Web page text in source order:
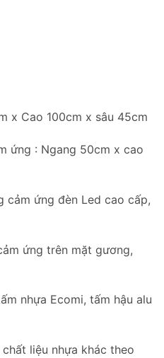
x Cao 100cm x sâu 45cm
ứng : Ngang 50cm x cao
cảm ứng đèn Led cao cấp,
ứng trên mặt gương,
nhựa Ecomi, tấm hậu alu
liệu nhựa khác theo